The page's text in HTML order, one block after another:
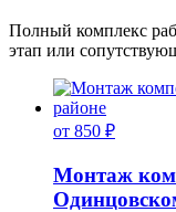
Полный комплекс
этап или
от 850 ₽
Монтаж